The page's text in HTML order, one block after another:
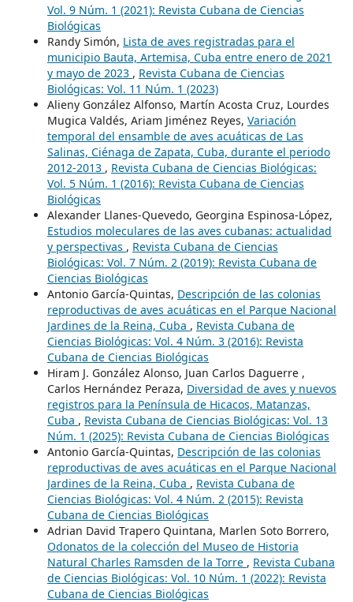
Vol. 9 Núm. 1 (2021): Revista Cubana de Ciencias
Biológicas
Randy Simón, Lista de aves registradas para el
municipio Bauta, Artemisa, Cuba entre enero de 2021
y mayo de 2023 , Revista Cubana de Ciencias
Biológicas: Vol. 11 Núm. 1 (2023)
Alieny González Alfonso, Martín Acosta Cruz, Lourdes
Mugica Valdés, Ariam Jiménez Reyes, Variación
temporal del ensamble de aves acuáticas de Las
Salinas, Ciénaga de Zapata, Cuba, durante el periodo
2012-2013 , Revista Cubana de Ciencias Biológicas:
Vol. 5 Núm. 1 (2016): Revista Cubana de Ciencias
Biológicas
Alexander Llanes-Quevedo, Georgina Espinosa-López,
Estudios moleculares de las aves cubanas: actualidad
y perspectivas , Revista Cubana de Ciencias
Biológicas: Vol. 7 Núm. 2 (2019): Revista Cubana de
Ciencias Biológicas
Antonio García-Quintas, Descripción de las colonias
reproductivas de aves acuáticas en el Parque Nacional
Jardines de la Reina, Cuba , Revista Cubana de
Ciencias Biológicas: Vol. 4 Núm. 3 (2016): Revista
Cubana de Ciencias Biológicas
Hiram J. González Alonso, Juan Carlos Daguerre ,
Carlos Hernández Peraza, Diversidad de aves y nuevos
registros para la Península de Hicacos, Matanzas,
Cuba , Revista Cubana de Ciencias Biológicas: Vol. 13
Núm. 1 (2025): Revista Cubana de Ciencias Biológicas
Antonio García-Quintas, Descripción de las colonias
reproductivas de aves acuáticas en el Parque Nacional
Jardines de la Reina, Cuba , Revista Cubana de
Ciencias Biológicas: Vol. 4 Núm. 2 (2015): Revista
Cubana de Ciencias Biológicas
Adrian David Trapero Quintana, Marlen Soto Borrero,
Odonatos de la colección del Museo de Historia
Natural Charles Ramsden de la Torre , Revista Cubana
de Ciencias Biológicas: Vol. 10 Núm. 1 (2022): Revista
Cubana de Ciencias Biológicas